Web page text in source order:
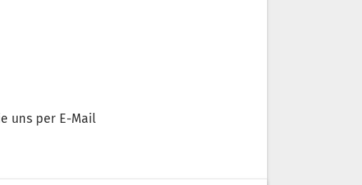
uns per E-Mail